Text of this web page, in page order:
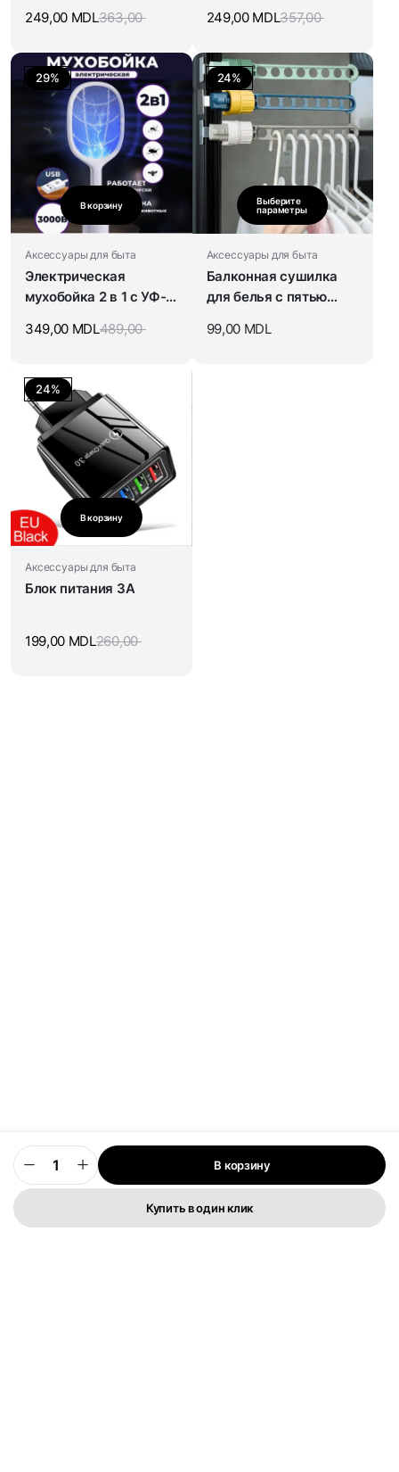
В корзину
Купить в один клик
363,00
249,00 MDL
357,00
249,00 MDL
29%
В корзину
Аксессуары для быта
Электрическая
мухобойка 2 в 1 c УФ-
489,00
349,00 MDL
24%
Выберите
параметры
Аксессуары для быта
Балконная сушилка
для белья с пятью
99,00 MDL
24%
В корзину
Аксессуары для быта
Блок питания 3A
260,00
199,00 MDL